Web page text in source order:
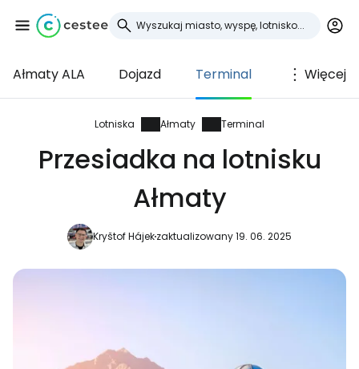
Ałmaty ALA Dojazd Terminal Więcej
Lotniska Ałmaty Terminal
Przesiadka na lotnisku
Ałmaty
Kryštof Hájekzaktualizowany 19. 06. 2025
Zaloguj się do
Cestee
... światowej społeczności podróżniczej
Kontynuuj z Google
Kontynuuj z e-mailem